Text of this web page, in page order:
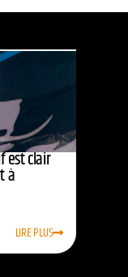
est clair
à
LIRE PLUS